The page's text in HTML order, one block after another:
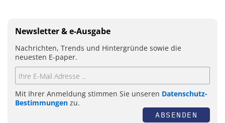
Newsletter & e-Ausgabe
Nachrichten, Trends und Hintergründe sowie die
neuesten E-paper.
Mit Ihrer Anmeldung stimmen Sie unseren Datenschutz-
Bestimmungen zu.
ABSENDEN